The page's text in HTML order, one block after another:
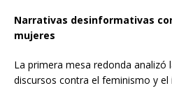
Narrativas desinformativas
mujeres
La primera mesa redonda analizó
discursos contra el feminismo y